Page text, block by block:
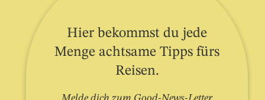
Hier bekommst du jede
Menge achtsame Tipps fürs
Reisen.